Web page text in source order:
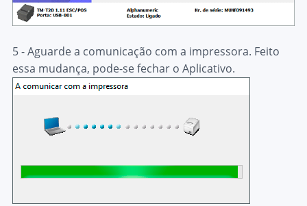
5 - Aguarde a comunicação com a impressora. Feito
essa mudança, pode-se fechar o Aplicativo.